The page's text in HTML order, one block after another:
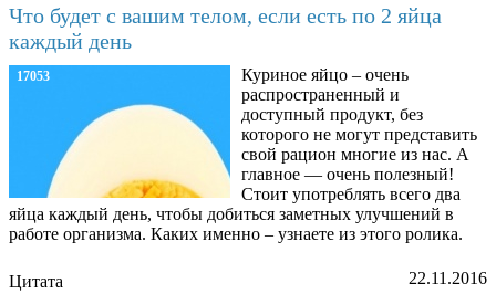
Что будет с вашим телом, если есть по 2 яйца
каждый день
17053
Куриное яйцо – очень
распространенный и
доступный продукт, без
которого не могут представить
свой рацион многие из нас. А
главное — очень полезный!
Стоит употреблять всего два
яйца каждый день, чтобы добиться заметных улучшений в
работе организма. Каких именно – узнаете из этого ролика.
22.11.2016
Цитата